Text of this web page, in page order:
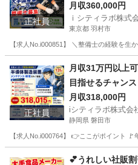
正社員
可！
月収360,000円
ｉシティラボ株式
東京都 羽村市
【求人No.i000851】 ＼整備士の経験を
その他 ディー
正社員
月収31万円以上
目指せるチャン
月収318,000円
iシティラボ株式会
静岡県 磐田市
【求人No.i000764】 👉ここがポイント
半導体 未経験
💕うれしい社販